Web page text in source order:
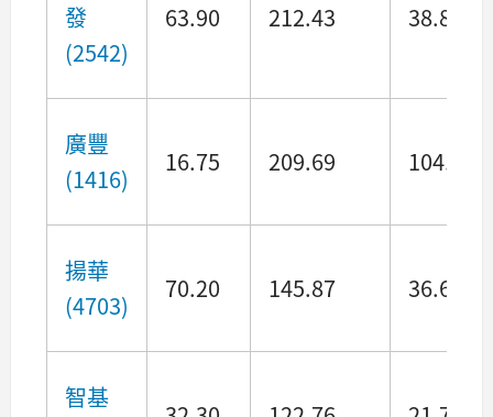
發
(2542)
63.90 212.43 38.87
廣豐
(1416)
16.75 209.69 104.52
揚華
(4703)
70.20 145.87 36.65
智基